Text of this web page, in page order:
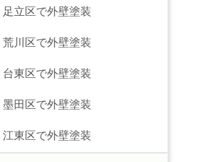
足立区で外壁塗装
荒川区で外壁塗装
台東区で外壁塗装
墨田区で外壁塗装
江東区で外壁塗装